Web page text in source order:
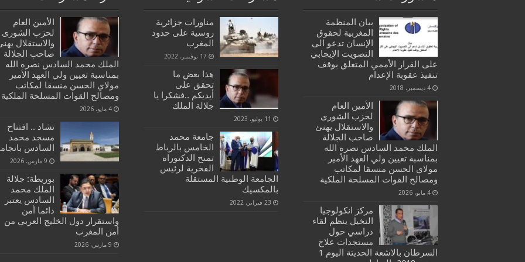
بيان المنظمة
المغربية لحقوق
الإنسان تدعو الى
التصويت الإيجابي
على القرار الأممي المتعلق بوقف
تنفيذ عقوبة الإعدام
4 ديسمبر، 2018
الأمين العام
لحزب الشورى
والاستقلال يهنئ
صاحب الجلالة
الملك محمد السادس نصره الله
بمناسبة تعيين ولي العهد الأمير
مولاي الحسن منسقا لمكاتب
ومصالح القوات المسلحة الملكية
4 مايو، 2026
مركز انكولوجيا
النخيل ينظم لقاء
دراسي حول
مستجدات علاج
السرطان بالاشعة الحديتة اليوم 1
مناورات جزائرية
روسية على حدود
المغرب
17 نوفمبر، 2022
هذا بعض ما
تحقق على
أيديكم ..فشكرا يا
جلالة الملك
11 يوليو، 2023
جامعة محمد
الخامس بالرباط
تمنح الدكتوراه
الفخرية لرئيس
الجامعة الوطنية المستقلة
بالمكسيك
23 فبراير، 2022
الأمين العام
لحزب الشورى
والاستقلال
صاحب الجلالة
الملك محمد السادس نصره الله
بمناسبة تعيين ولي العهد الأمير
مولاي الحسن منسقا لمكاتب
ومصالح القوات المسلحة الملكية
4 مايو، 2026
تشاد .. افتتاح
مسجد محمد
السادس
9 مارس، 2026
بوريطة: جلالة
الملك محمد
السادس يعتبر
دائما أمن
واستقرار دول الخليج العربي من
أمن المغرب
9 مارس، 2026